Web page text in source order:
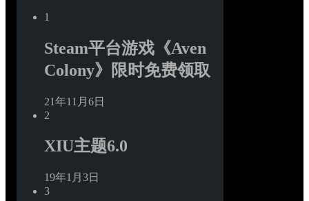
1
Steam平台游戏《Aven
Colony》限时免费领取
21年11月6日
2
XIU主题6.0
19年1月3日
3